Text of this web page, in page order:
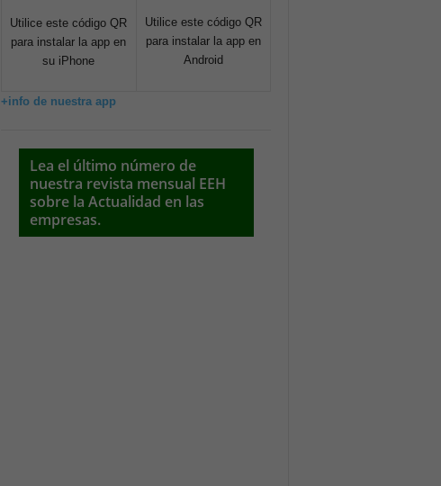
Utilice este código QR
para instalar la app en
su iPhone
Utilice este código QR
para instalar la app en
Android
+info de nuestra app
Lea el último número de
nuestra revista mensual EEH
sobre la Actualidad en las
empresas.